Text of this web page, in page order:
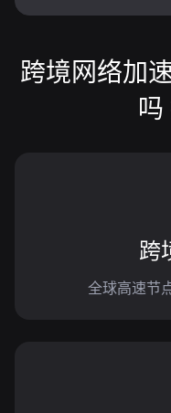
跨境网络加
吗
跨
全球高速节